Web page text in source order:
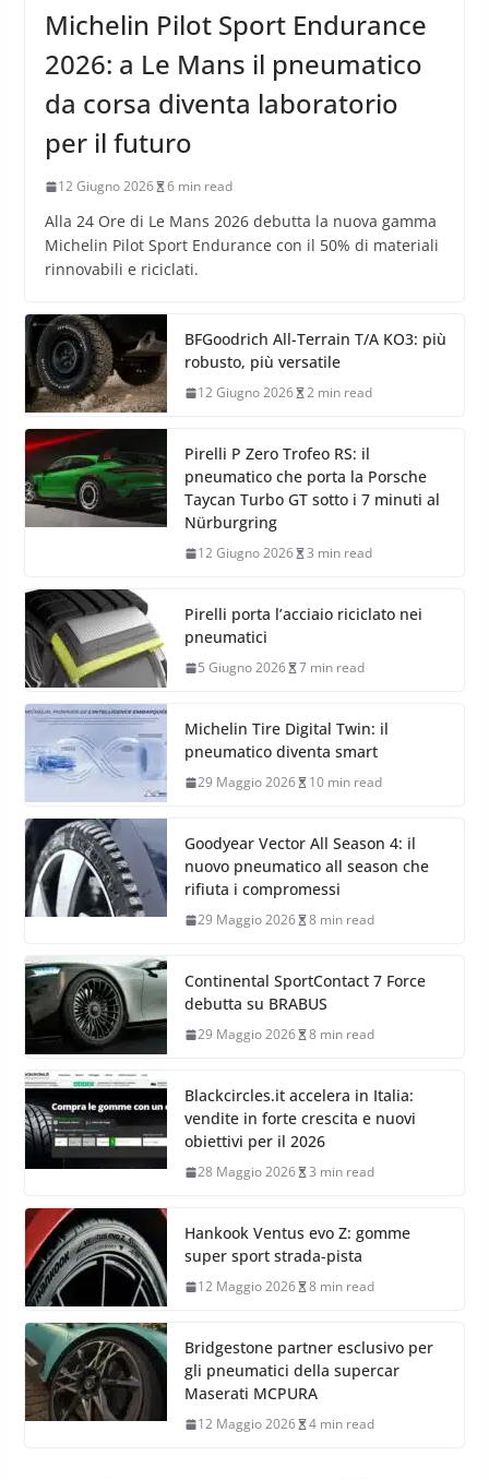
Michelin Pilot Sport Endurance
2026: a Le Mans il pneumatico
da corsa diventa laboratorio
per il futuro
12 Giugno 2026 6 min read
Alla 24 Ore di Le Mans 2026 debutta la nuova gamma
Michelin Pilot Sport Endurance con il 50% di materiali
rinnovabili e riciclati.
BFGoodrich All-Terrain T/A KO3: più
robusto, più versatile
12 Giugno 2026 2 min read
Pirelli P Zero Trofeo RS: il
pneumatico che porta la Porsche
Taycan Turbo GT sotto i 7 minuti al
Nürburgring
12 Giugno 2026 3 min read
Pirelli porta l’acciaio riciclato nei
pneumatici
5 Giugno 2026 7 min read
Michelin Tire Digital Twin: il
pneumatico diventa smart
29 Maggio 2026 10 min read
Goodyear Vector All Season 4: il
nuovo pneumatico all season che
rifiuta i compromessi
29 Maggio 2026 8 min read
Continental SportContact 7 Force
debutta su BRABUS
29 Maggio 2026 8 min read
Blackcircles.it accelera in Italia:
vendite in forte crescita e nuovi
obiettivi per il 2026
28 Maggio 2026 3 min read
Hankook Ventus evo Z: gomme
super sport strada-pista
12 Maggio 2026 8 min read
Bridgestone partner esclusivo per
gli pneumatici della supercar
Maserati MCPURA
12 Maggio 2026 4 min read